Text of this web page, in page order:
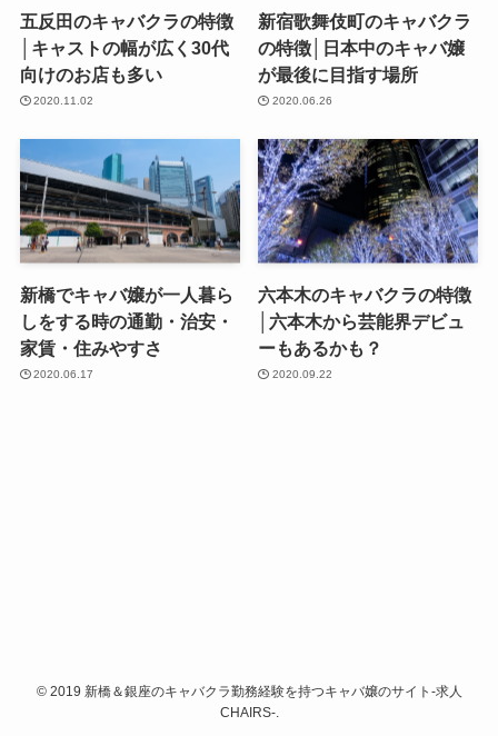
五反田のキャバクラの特徴
│キャストの幅が広く30代
向けのお店も多い
2020.11.02
新宿歌舞伎町のキャバクラ
の特徴│日本中のキャバ嬢
が最後に目指す場所
2020.06.26
新橋でキャバ嬢が一人暮ら
しをする時の通勤・治安・
家賃・住みやすさ
2020.06.17
六本木のキャバクラの特徴
│六本木から芸能界デビュ
ーもあるかも？
2020.09.22
© 2019 新橋＆銀座のキャバクラ勤務経験を持つキャバ嬢のサイト-求人
CHAIRS-.